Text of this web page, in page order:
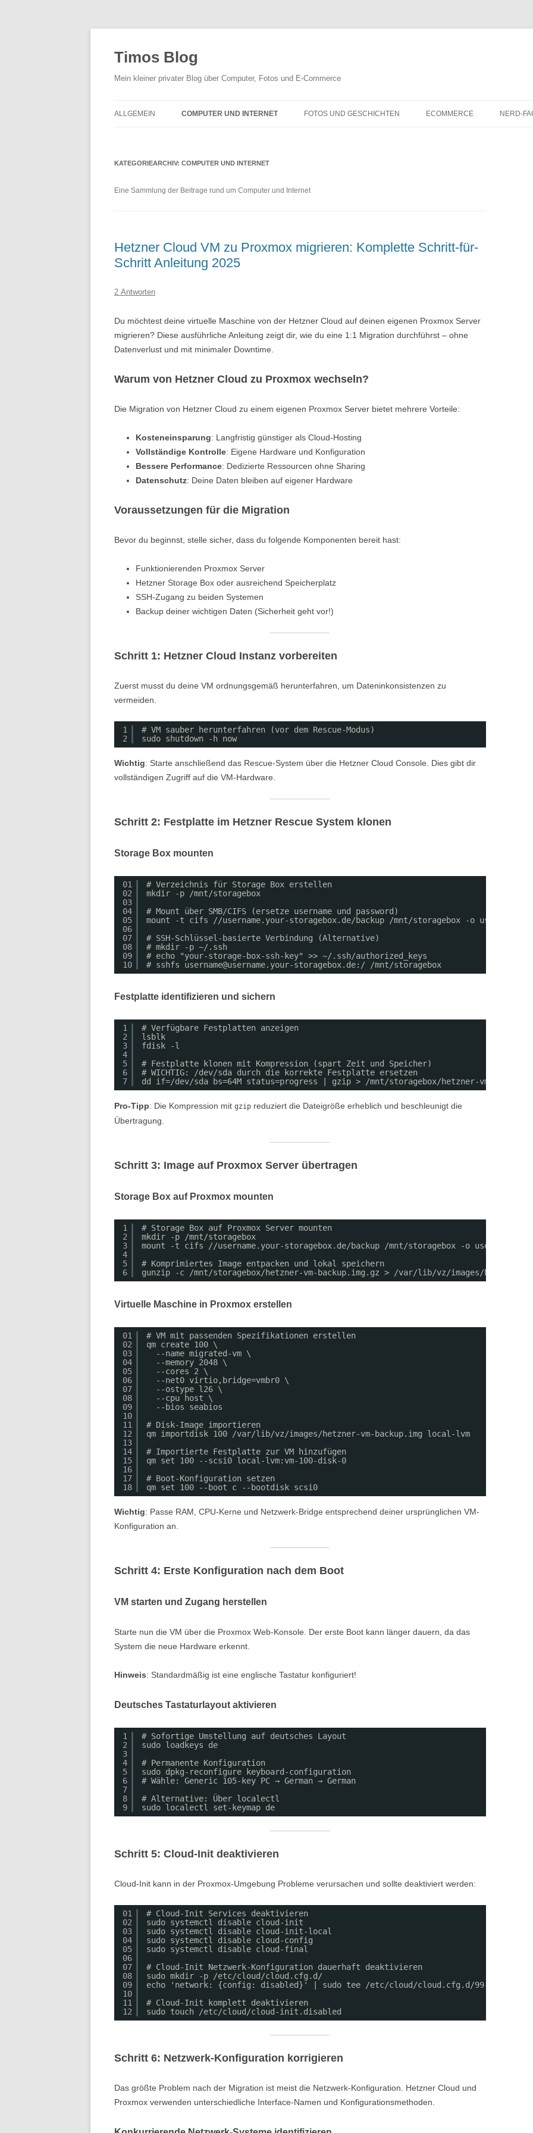
Timos Blog
Mein kleiner privater Blog über Computer, Fotos und E-Commerce
ALLGEMEIN COMPUTER UND INTERNET FOTOS UND GESCHICHTEN ECOMMERCE NERD-
KATEGORIEARCHIV: COMPUTER UND INTERNET
Eine Sammlung der Beitrage rund um Computer und Internet
Hetzner Cloud VM zu Proxmox migrieren: Komplette Schritt-für-
Schritt Anleitung 2025
2 Antworten
Du möchtest deine virtuelle Maschine von der Hetzner Cloud auf deinen eigenen Proxmox Server
migrieren? Diese ausführliche Anleitung zeigt dir, wie du eine 1:1 Migration durchführst – ohne
Datenverlust und mit minimaler Downtime.
Warum von Hetzner Cloud zu Proxmox wechseln?
Die Migration von Hetzner Cloud zu einem eigenen Proxmox Server bietet mehrere Vorteile:
Kosteneinsparung: Langfristig günstiger als Cloud-Hosting
Vollständige Kontrolle: Eigene Hardware und Konfiguration
Bessere Performance: Dedizierte Ressourcen ohne Sharing
Datenschutz: Deine Daten bleiben auf eigener Hardware
Voraussetzungen für die Migration
Bevor du beginnst, stelle sicher, dass du folgende Komponenten bereit hast:
Funktionierenden Proxmox Server
Hetzner Storage Box oder ausreichend Speicherplatz
SSH-Zugang zu beiden Systemen
Backup deiner wichtigen Daten (Sicherheit geht vor!)
Schritt 1: Hetzner Cloud Instanz vorbereiten
Zuerst musst du deine VM ordnungsgemäß herunterfahren, um Dateninkonsistenzen zu
vermeiden.
1
2
# VM sauber herunterfahren (vor dem Rescue-Modus)
sudo shutdown -h now
Wichtig: Starte anschließend das Rescue-System über die Hetzner Cloud Console. Dies gibt dir
vollständigen Zugriff auf die VM-Hardware.
Schritt 2: Festplatte im Hetzner Rescue System klonen
Storage Box mounten
01
02
03
04
05
06
07
08
09
10
# Verzeichnis für Storage Box erstellen
mkdir -p /mnt/storagebox
# Mount über SMB/CIFS (ersetze username und password)
mount -t cifs //username.your-storagebox.de/backup /mnt/storagebox -o
# SSH-Schlüssel-basierte Verbindung (Alternative)
# mkdir -p ~/.ssh
# echo "your-storage-box-ssh-key" >> ~/.ssh/authorized_keys
# sshfs username@username.your-storagebox.de:/ /mnt/storagebox
Festplatte identifizieren und sichern
1
2
3
4
5
6
7
# Verfügbare Festplatten anzeigen
lsblk
fdisk -l
# Festplatte klonen mit Kompression (spart Zeit und Speicher)
# WICHTIG: /dev/sda durch die korrekte Festplatte ersetzen
dd if=/dev/sda bs=64M status=progress | gzip > /mnt/storagebox/hetzner-vm-
Pro-Tipp: Die Kompression mit gzip reduziert die Dateigröße erheblich und beschleunigt die
Übertragung.
Schritt 3: Image auf Proxmox Server übertragen
Storage Box auf Proxmox mounten
1
2
3
4
5
6
# Storage Box auf Proxmox Server mounten
mkdir -p /mnt/storagebox
mount -t cifs //username.your-storagebox.de/backup /mnt/storagebox -o
# Komprimiertes Image entpacken und lokal speichern
gunzip -c /mnt/storagebox/hetzner-vm-backup.img.gz > /var/lib/vz/images/hetzner-vm-
Virtuelle Maschine in Proxmox erstellen
01
02
03
04
05
06
07
08
09
10
11
12
13
14
15
16
17
18
# VM mit passenden Spezifikationen erstellen
qm create 100 \
--name migrated-vm \
--memory 2048 \
--cores 2 \
--net0 virtio,bridge=vmbr0 \
--ostype l26 \
--cpu host \
--bios seabios
# Disk-Image importieren
qm importdisk 100 /var/lib/vz/images/hetzner-vm-backup.img local-lvm
# Importierte Festplatte zur VM hinzufügen
qm set 100 --scsi0 local-lvm:vm-100-disk-0
# Boot-Konfiguration setzen
qm set 100 --boot c --bootdisk scsi0
Wichtig: Passe RAM, CPU-Kerne und Netzwerk-Bridge entsprechend deiner ursprünglichen VM-
Konfiguration an.
Schritt 4: Erste Konfiguration nach dem Boot
VM starten und Zugang herstellen
Starte nun die VM über die Proxmox Web-Konsole. Der erste Boot kann länger dauern, da das
System die neue Hardware erkennt.
Hinweis: Standardmäßig ist eine englische Tastatur konfiguriert!
Deutsches Tastaturlayout aktivieren
1
2
3
4
5
6
7
8
9
# Sofortige Umstellung auf deutsches Layout
sudo loadkeys de
# Permanente Konfiguration
sudo dpkg-reconfigure keyboard-configuration
# Wähle: Generic 105-key PC → German → German
# Alternative: Über localectl
sudo localectl set-keymap de
Schritt 5: Cloud-Init deaktivieren
Cloud-Init kann in der Proxmox-Umgebung Probleme verursachen und sollte deaktiviert werden:
01
02
03
04
05
06
07
08
09
10
11
12
# Cloud-Init Services deaktivieren
sudo systemctl disable cloud-init
sudo systemctl disable cloud-init-local
sudo systemctl disable cloud-config
sudo systemctl disable cloud-final
# Cloud-Init Netzwerk-Konfiguration dauerhaft deaktivieren
sudo mkdir -p /etc/cloud/cloud.cfg.d/
echo 'network: {config: disabled}' | sudo tee /etc/cloud/cloud.cfg.d/99-disable-
# Cloud-Init komplett deaktivieren
sudo touch /etc/cloud/cloud-init.disabled
Schritt 6: Netzwerk-Konfiguration korrigieren
Das größte Problem nach der Migration ist meist die Netzwerk-Konfiguration. Hetzner Cloud und
Proxmox verwenden unterschiedliche Interface-Namen und Konfigurationsmethoden.